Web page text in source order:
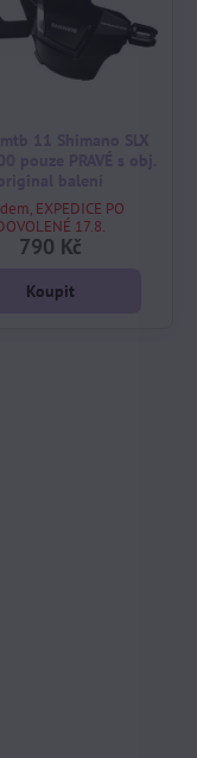
EXPEDICE PO
17.8.
790 Kč
Koupit